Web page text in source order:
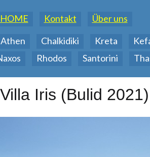
HOME Kontakt Über uns
Athen Chalkidiki Kreta
Rhodos Santorini
Iris (Bulid 2021)